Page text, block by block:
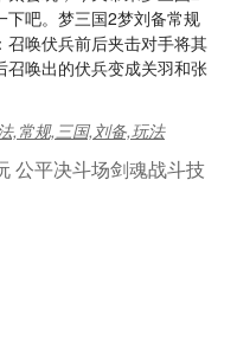
下吧。梦三国2梦刘备常规
唤伏兵前后夹击对手将其
唤出的伏兵变成关羽和张
,常规,三国,刘备,玩法